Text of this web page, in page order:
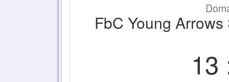
FbC Young
13